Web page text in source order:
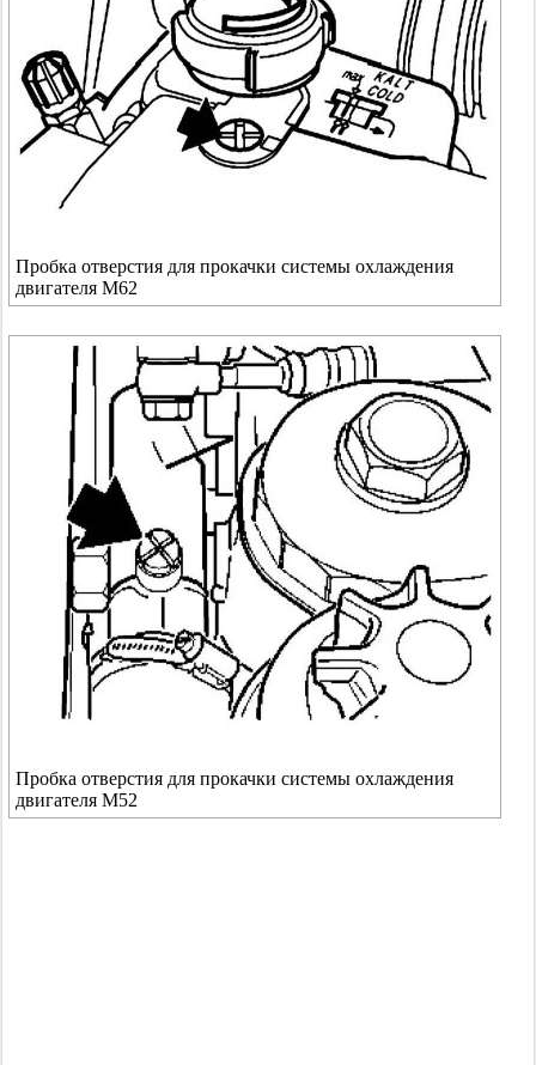
Пробка отверстия для прокачки системы охлаждения
двигателя M62
Пробка отверстия для прокачки системы охлаждения
двигателя M52